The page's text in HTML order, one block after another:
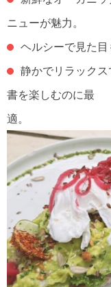
ニューが魅力。
ヘルシーで見た目
静かでリラック
書を楽しむのに最
適。